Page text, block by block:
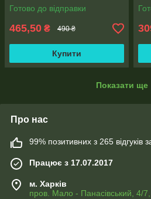
Готово до відправки
465,50 ₴ 490 ₴
Купити
Показати ще
Про нас
99% позитивних з 265 відгуків
Працює з 17.07.2017
м. Харків
пров. Мало - Панасівський, 4/7,